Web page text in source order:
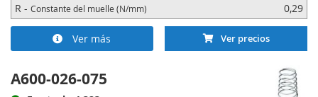
R - Constante del muelle (N/mm) 0,29
Ver más Ver precios
A600-026-075